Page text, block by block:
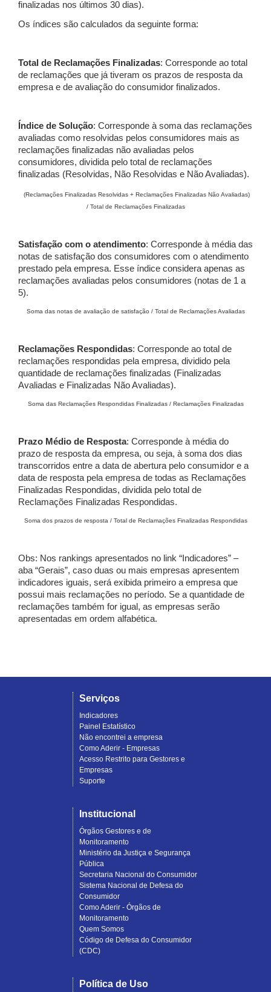
finalizadas nos últimos 30 dias).
Os índices são calculados da seguinte forma:
Total de Reclamações Finalizadas: Corresponde ao total
de reclamações que já tiveram os prazos de resposta da
empresa e de avaliação do consumidor finalizados.
Índice de Solução: Corresponde à soma das reclamações
avaliadas como resolvidas pelos consumidores mais as
reclamações finalizadas não avaliadas pelos
consumidores, dividida pelo total de reclamações
finalizadas (Resolvidas, Não Resolvidas e Não Avaliadas).
(Reclamações Finalizadas Resolvidas + Reclamações Finalizadas Não Avaliadas)
/ Total de Reclamações Finalizadas
Satisfação com o atendimento: Corresponde à média das
notas de satisfação dos consumidores com o atendimento
prestado pela empresa. Esse índice considera apenas as
reclamações avaliadas pelos consumidores (notas de 1 a
5).
Soma das notas de avaliação de satisfação / Total de Reclamações Avaliadas
Reclamações Respondidas: Corresponde ao total de
reclamações respondidas pela empresa, dividido pela
quantidade de reclamações finalizadas (Finalizadas
Avaliadas e Finalizadas Não Avaliadas).
Soma das Reclamações Respondidas Finalizadas / Reclamações Finalizadas
Prazo Médio de Resposta: Corresponde à média do
prazo de resposta da empresa, ou seja, à soma dos dias
transcorridos entre a data de abertura pelo consumidor e a
data de resposta pela empresa de todas as Reclamações
Finalizadas Respondidas, dividida pelo total de
Reclamações Finalizadas Respondidas.
Soma dos prazos de resposta / Total de Reclamações Finalizadas Respondidas
Obs: Nos rankings apresentados no link “Indicadores” –
aba “Gerais”, caso duas ou mais empresas apresentem
indicadores iguais, será exibida primeiro a empresa que
possui mais reclamações no período. Se a quantidade de
reclamações também for igual, as empresas serão
apresentadas em ordem alfabética.
Serviços
Indicadores
Painel Estatístico
Não encontrei a empresa
Como Aderir - Empresas
Acesso Restrito para Gestores e
Empresas
Suporte
Institucional
Órgãos Gestores e de
Monitoramento
Ministério da Justiça e Segurança
Pública
Secretaria Nacional do Consumidor
Sistema Nacional de Defesa do
Consumidor
Como Aderir - Órgãos de
Monitoramento
Quem Somos
Código de Defesa do Consumidor
(CDC)
Política de Uso